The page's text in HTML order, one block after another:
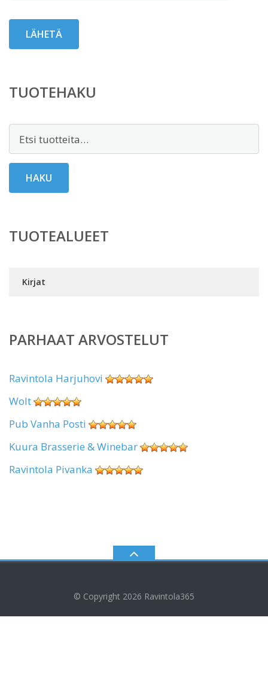
TUOTEHAKU
HAKU
TUOTEALUEET
Kirjat
PARHAAT ARVOSTELUT
Ravintola Harjuhovi
Wolt
Pub Vanha Posti
Kuura Brasserie & Winebar
Ravintola Pivanka
© Copyright 2026 Ravintola365